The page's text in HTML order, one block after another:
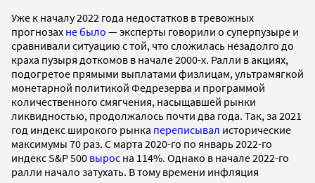
Уже к началу 2022 года недостатков в тревожных
прогнозах не было — эксперты говорили о суперпузыре и
сравнивали ситуацию с той, что сложилась незадолго до
краха пузыря доткомов в начале 2000-х. Ралли в акциях,
подогретое прямыми выплатами физлицам, ультрамягкой
монетарной политикой Федрезерва и программой
количественного смягчения, насыщавшей рынки
ликвидностью, продолжалось почти два года. Так, за 2021
год индекс широкого рынка переписывал исторические
максимумы 70 раз. C марта 2020-го по январь 2022-го
индекс S&P 500 вырос на 114%. Однако в начале 2022-го
ралли начало затухать. В тому времени инфляция